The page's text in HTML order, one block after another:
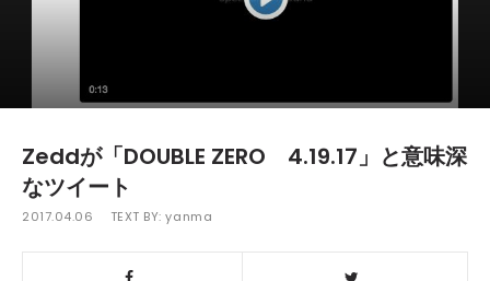
Zeddが「DOUBLE ZERO 4.19.17」と意味深
なツイート
2017.04.06 TEXT BY:yanma